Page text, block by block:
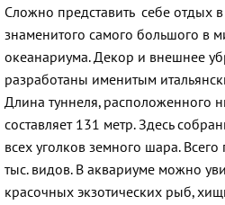
Сложно представить себе отдых
знаменитого самого большого в
океанариума. Декор и внешнее
разработаны именитым
Длина туннеля, расположенного
составляет 131 метр. Здесь
всех уголков земного шара.
тыс. видов. В аквариуме можно
красочных экзотических рыб,